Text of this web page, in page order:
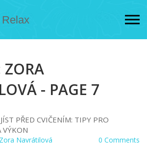
- PAGE 7
PŘED CVIČENÍM: TIPY PRO
VÝKON
Zora Navrátilová 0 Comments